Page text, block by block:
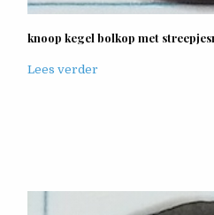
knoop kegel bolkop met
Lees verder